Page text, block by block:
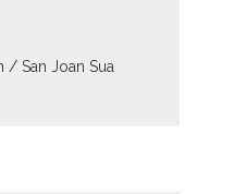
/ San Joan Sua